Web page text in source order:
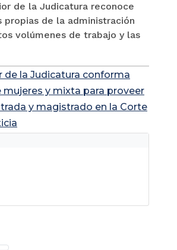
de la Judicatura reconoce
propias de la administración
volúmenes de trabajo y las
de la Judicatura conforma
mujeres y mixta para proveer
y magistrado en la Corte